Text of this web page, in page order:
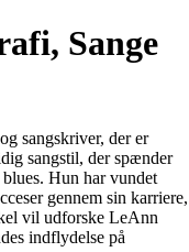
Sange
sangskriver, der er
sangstil, der spænder
Hun har vundet
gennem sin karriere,
vil udforske LeAnn
indflydelse på